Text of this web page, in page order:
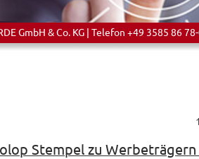
GmbH & Co. KG | Telefon +49 3585 86
1
Stempel zu Werbeträgern